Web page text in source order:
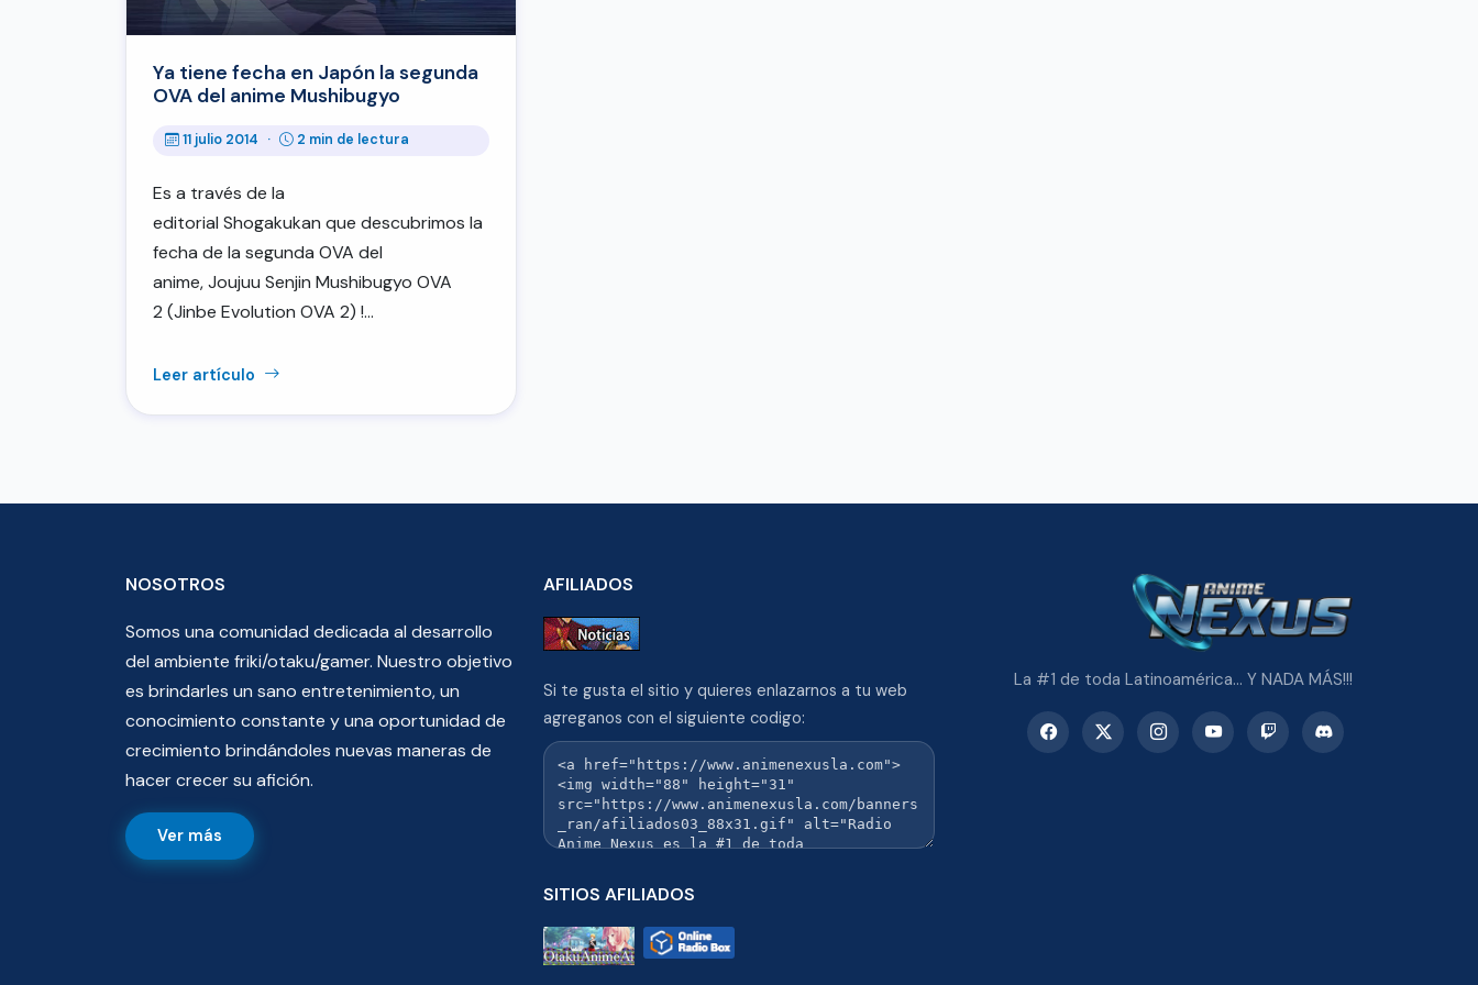
Ya tiene fecha en Japón la segunda
OVA del anime Mushibugyo
11 julio 2014 · 2 min de lectura
Es a través de la
editorial Shogakukan que descubrimos la
fecha de la segunda OVA del
anime, Joujuu Senjin Mushibugyo OVA
2 (Jinbe Evolution OVA 2) !…
Leer artículo
NOSOTROS
Somos una comunidad dedicada al desarrollo
del ambiente friki/otaku/gamer. Nuestro objetivo
es brindarles un sano entretenimiento, un
conocimiento constante y una oportunidad de
crecimiento brindándoles nuevas maneras de
hacer crecer su afición.
Ver más
AFILIADOS
Si te gusta el sitio y quieres enlazarnos a tu web
agreganos con el siguiente codigo:
SITIOS AFILIADOS
La #1 de toda Latinoamérica... Y NADA MÁS!!!